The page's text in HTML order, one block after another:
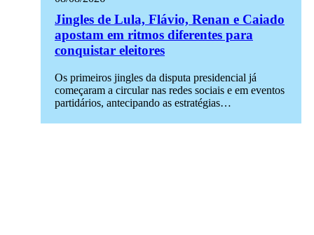
Jingles de Lula, Flávio, Renan e Caiado
apostam em ritmos diferentes para
conquistar eleitores
Os primeiros jingles da disputa presidencial já
começaram a circular nas redes sociais e em eventos
partidários, antecipando as estratégias…